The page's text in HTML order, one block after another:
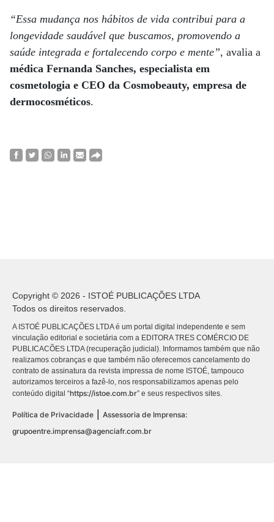
“Essa mudança nos hábitos de vida contribui para a
longevidade saudável que buscamos, promovendo a
saúde integrada e fortalecendo corpo e mente”, avalia a
médica Fernanda Sanches, especialista em
cosmetologia e CEO da Cosmobeauty, empresa de
dermocosméticos.
Copyright © 2026 - ISTOÉ PUBLICAÇÕES LTDA
Todos os direitos reservados.
A ISTOÉ PUBLICAÇÕES LTDA é um portal digital independente e sem
vinculação editorial e societária com a EDITORA TRES COMÉRCIO DE
PUBLICACÕES LTDA (recuperação judicial). Informamos também que não
realizamos cobranças e que também não oferecemos cancelamento do
contrato de assinatura da revista impressa de nome ISTOÉ, tampouco
autorizamos terceiros a fazê-lo, nos responsabilizamos apenas pelo
conteúdo digital “https://istoe.com.br” e seus respectivos sites.
Política de Privacidade
Assessoria de Imprensa:
grupoentre.imprensa@agenciafr.com.br